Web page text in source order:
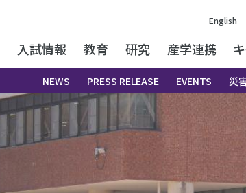
English
入試情報 教育 研究 産学連携
NEWS PRESS RELEASE EVENTS 災